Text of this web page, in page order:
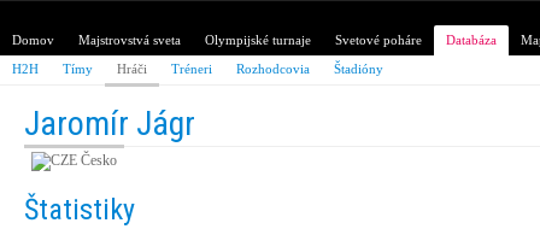
Domov Majstrovstvá sveta Olympijské turnaje Svetové poháre Databáza
H2H
Tímy Hráči Tréneri Rozhodcovia Štadióny
Jaromír Jágr
Česko
Štatistiky